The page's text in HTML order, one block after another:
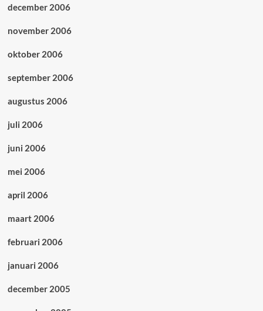
december 2006
november 2006
oktober 2006
september 2006
augustus 2006
juli 2006
juni 2006
mei 2006
april 2006
maart 2006
februari 2006
januari 2006
december 2005